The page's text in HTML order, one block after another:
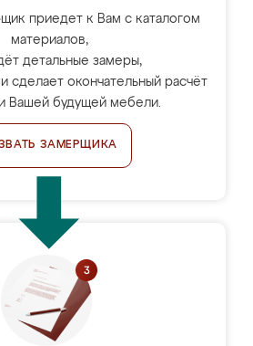
приедет к Вам с каталогом
материалов,
детальные замеры,
сделает окончательный расчёт
Вашей будущей мебели.
ЗАМЕРЩИКА